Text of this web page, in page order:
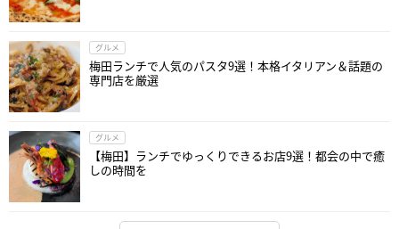
グルメ
梅田ランチで人気のパスタ9選！本格イタリアン＆話題の
専門店を厳選
グルメ
【梅田】ランチでゆっくりできるお店9選！都会の中で癒
しの時間を